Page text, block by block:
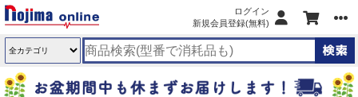
ログイン
新規会員登録(無料)